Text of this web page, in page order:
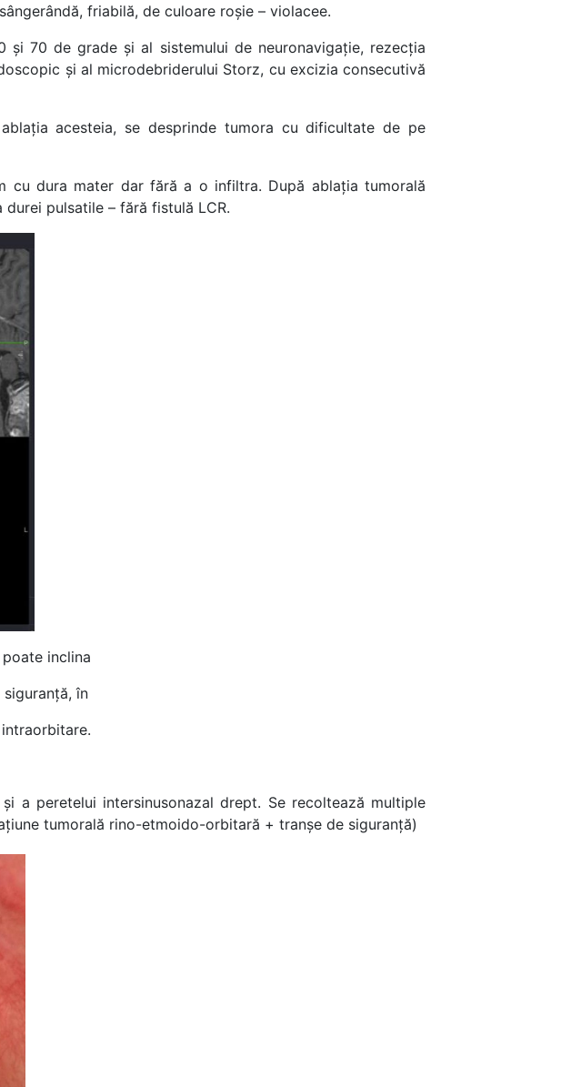
friabilă, de culoare roșie – violacee.
70 de grade și al sistemului de neuronavigație, rezecția
și al microdebriderului Storz, cu excizia consecutivă
acesteia, se desprinde tumora cu dificultate de pe
cu dura mater dar fără a o infiltra. După ablația tumorală
pulsatile – fără fistulă LCR.
inclina
în
a peretelui intersinusonazal drept. Se recoltează multiple
tumorală rino-etmoido-orbitară + tranșe de siguranță)